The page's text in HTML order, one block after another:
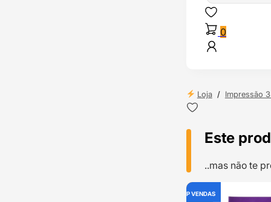
0
Loja / Impressão
Este
..mas não te
OUTLET
TOP VENDAS